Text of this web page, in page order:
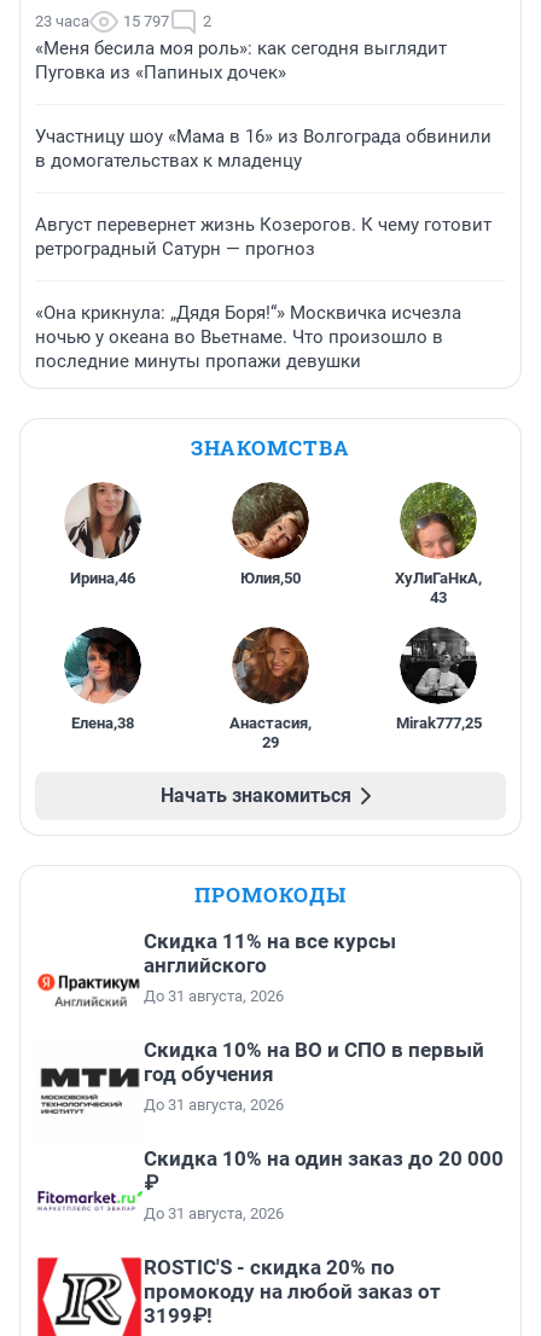
23 часа 15 797 2
«Меня бесила моя роль»: как сегодня выглядит
Пуговка из «Папиных дочек»
Участницу шоу «Мама в 16» из Волгограда обвинили
в домогательствах к младенцу
Август перевернет жизнь Козерогов. К чему готовит
ретроградный Сатурн — прогноз
«Она крикнула: „Дядя Боря!“» Москвичка исчезла
ночью у океана во Вьетнаме. Что произошло в
последние минуты пропажи девушки
ЗНАКОМСТВА
Ирина,46 Юлия,50 ХуЛиГаНкА,
43
Елена,38 Анастасия,
29
Mirak777,25
Начать знакомиться
ПРОМОКОДЫ
Скидка 11% на все курсы
английского
До 31 августа, 2026
Скидка 10% на ВО и СПО в первый
год обучения
До 31 августа, 2026
Скидка 10% на один заказ до 20 000
₽
До 31 августа, 2026
ROSTIC'S - скидка 20% по
промокоду на любой заказ от
3199₽!